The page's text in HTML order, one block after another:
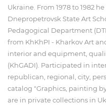
Ukraine. From 1978 to 1982
Dnepropetrovsk State Art
Pedagogical Department
from KhKhPI - Kharkov Art
interior and equipment,
(KhGADI). Participated in
republican, regional, city,
catalog "Graphics, painting
are in private collections in